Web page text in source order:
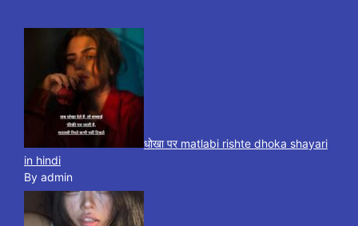
धोखा पर matlabi rishte dhoka shayari
in hindi
By admin